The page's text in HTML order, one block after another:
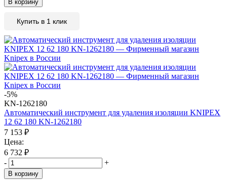
В корзину
Купить в 1 клик
-5%
KN-1262180
Автоматический инструмент для удаления изоляции KNIPEX
12 62 180 KN-1262180
7 153 ₽
Цена:
6 732 ₽
-
+
В корзину